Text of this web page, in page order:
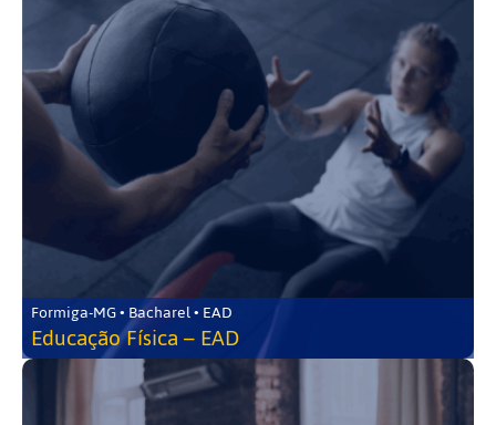
Formiga-MG • Bacharel • EAD
Educação Física – EAD